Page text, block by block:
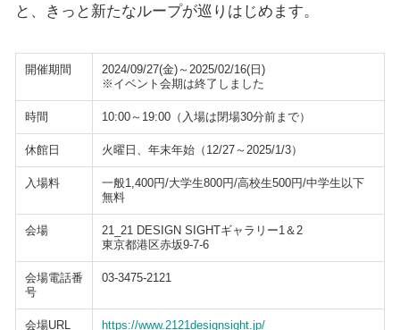
と、きっと新たなループが巡りはじめます。
開催期間
2024/09/27(金)～2025/02/16(日)
※イベント会期は終了しました
時間 10:00～19:00（入場は閉場30分前まで）
休館日 火曜日、年末年始（12/27～2025/1/3）
入場料
一般1,400円/大学生800円/高校生500円/中学生以下
無料
会場
21_21 DESIGN SIGHTギャラリー1＆2
東京都港区赤坂9-7-6
会場電話番
号
03-3475-2121
会場URL https://www.2121designsight.jp/